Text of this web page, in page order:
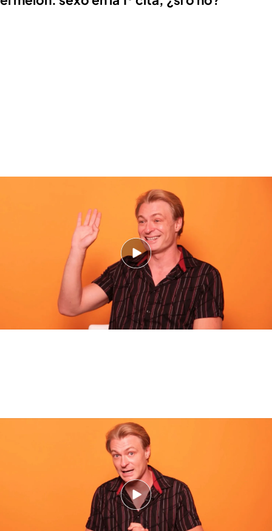
Estas son las principales alertas rojas que
tendrías que tener en cuenta cuando estás
conociendo a alguien que te gusta:
La voz de ‘First Dates’ explica las mayores red flags y green flags al conocer